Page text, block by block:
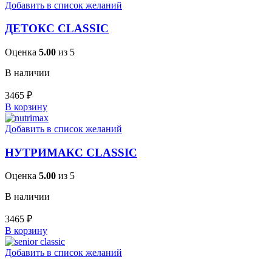
Добавить в список желаний
ДЕТОКС CLASSIC
Оценка 5.00 из 5
В наличии
3465 ₽
В корзину
Добавить в список желаний
НУТРИМАКС CLASSIC
Оценка 5.00 из 5
В наличии
3465 ₽
В корзину
Добавить в список желаний